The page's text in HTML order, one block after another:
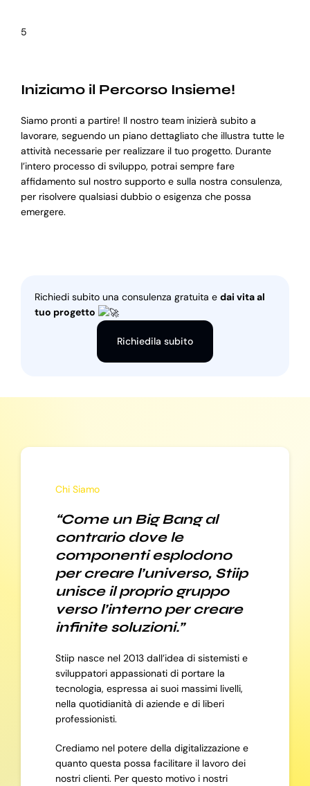
5
Iniziamo il Percorso Insieme!
Siamo pronti a partire! Il nostro team inizierà subito a
lavorare, seguendo un piano dettagliato che illustra tutte le
attività necessarie per realizzare il tuo progetto. Durante
l’intero processo di sviluppo, potrai sempre fare
affidamento sul nostro supporto e sulla nostra consulenza,
per risolvere qualsiasi dubbio o esigenza che possa
emergere.
Richiedi subito una consulenza gratuita e dai vita al
tuo progetto
Richiedila subito
Chi Siamo
“Come un Big Bang al
contrario dove le
componenti esplodono
per creare l’universo, Stiip
unisce il proprio gruppo
verso l’interno per creare
infinite soluzioni.”
Stiip nasce nel 2013 dall’idea di sistemisti e
sviluppatori appassionati di portare la
tecnologia, espressa ai suoi massimi livelli,
nella quotidianità di aziende e di liberi
professionisti.
Crediamo nel potere della digitalizzazione e
quanto questa possa facilitare il lavoro dei
nostri clienti. Per questo motivo i nostri